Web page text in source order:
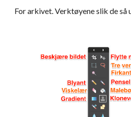
For arkivet. Verktøyene slik de så